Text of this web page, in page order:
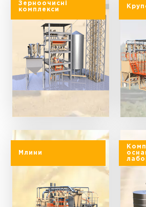
Зерноочисні
комплекси
Млини